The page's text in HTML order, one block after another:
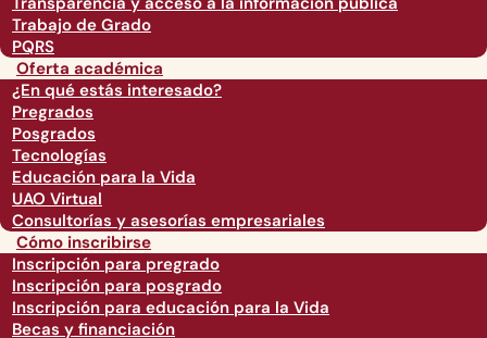
Trabajo de Grado
PQRS
Oferta académica
¿En qué estás interesado?
Pregrados
Posgrados
Tecnologías
Educación para la Vida
UAO Virtual
Consultorías y asesorías empresariales
Cómo inscribirse
Inscripción para pregrado
Inscripción para posgrado
Inscripción para educación para la Vida
Becas y financiación